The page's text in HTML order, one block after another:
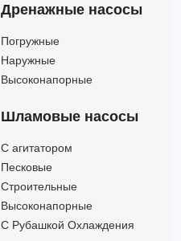
Дренажные насосы
Погружные
Наружные
Высоконапорные
Шламовые насосы
C агитатором
Песковые
Строительные
Высоконапорные
С Рубашкой Охлаждения